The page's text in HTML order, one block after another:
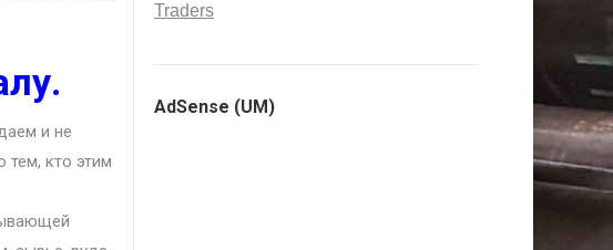
и не
кто этим
Traders
AdSense (UM)